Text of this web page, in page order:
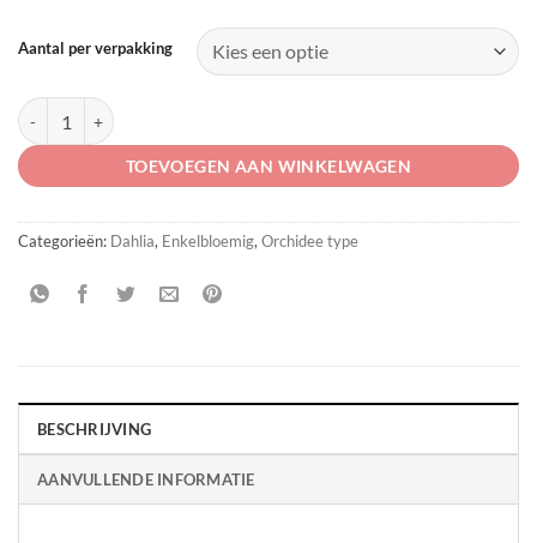
Aantal per verpakking
Dahlia 'Honka Oranje' aantal
TOEVOEGEN AAN WINKELWAGEN
Categorieën: Dahlia, Enkelbloemig, Orchidee type
BESCHRIJVING
AANVULLENDE INFORMATIE